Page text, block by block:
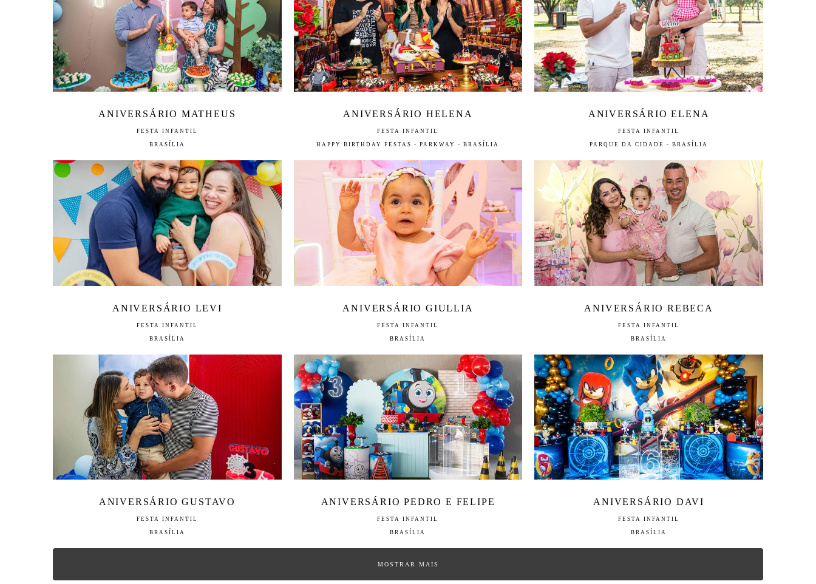
ANIVERSÁRIO MATHEUS
FESTA INFANTIL
BRASÍLIA
ANIVERSÁRIO HELENA
FESTA INFANTIL
HAPPY BIRTHDAY FESTAS - PARKWAY - BRASÍLIA
ANIVERSÁRIO ELENA
FESTA INFANTIL
PARQUE DA CIDADE - BRASÍLIA
ANIVERSÁRIO LEVI
FESTA INFANTIL
BRASÍLIA
ANIVERSÁRIO GIULLIA
FESTA INFANTIL
BRASÍLIA
ANIVERSÁRIO REBECA
FESTA INFANTIL
BRASÍLIA
ANIVERSÁRIO GUSTAVO
FESTA INFANTIL
BRASÍLIA
ANIVERSÁRIO PEDRO E FELIPE
FESTA INFANTIL
BRASÍLIA
ANIVERSÁRIO DAVI
FESTA INFANTIL
BRASÍLIA
MOSTRAR MAIS